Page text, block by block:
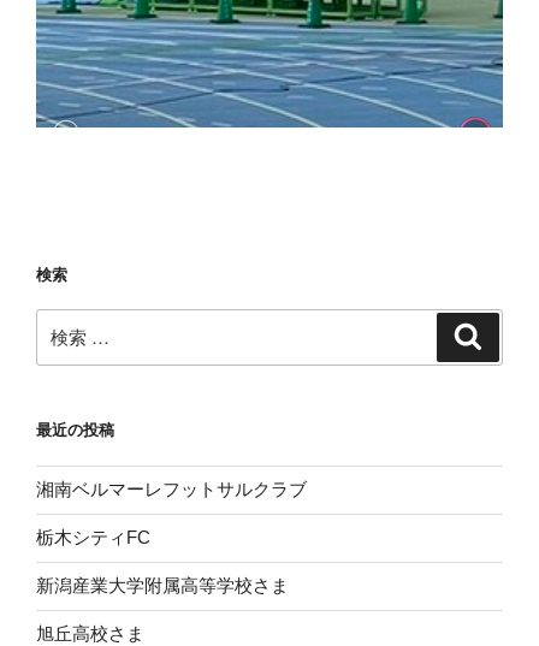
検索
検
索:
最近の投稿
湘南ベルマーレフットサルクラブ
栃木シティFC
新潟産業大学附属高等学校さま
旭丘高校さま